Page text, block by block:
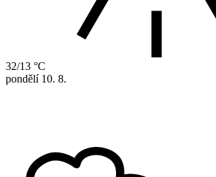
32/13 °C
pondělí 10. 8.